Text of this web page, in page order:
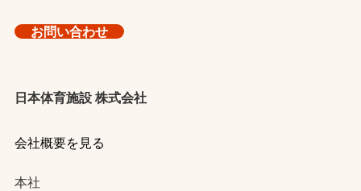
お問い合わせ
日本体育施設 株式会社
会社概要を見る
本社